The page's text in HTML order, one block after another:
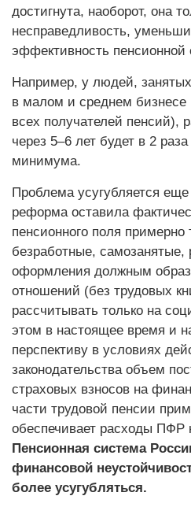
достигнута, наоборот, она
несправедливость,
эффективность
Например, у людей,
в малом и среднем бизнесе
всех получателей пенсий),
через 5–6 лет будет в 2
минимума.
Проблема усугубляется
реформа оставила
пенсионного поля примерно
безработные,
оформления должным
отношений (без трудовых
рассчитывать только на
этом в настоящее время и
перспективу в условиях
законодательства объем
страховых взносов на
части трудовой пенсии
обеспечивает расходы ПФР
Пенсионная система
финансовой
более усугубляться.